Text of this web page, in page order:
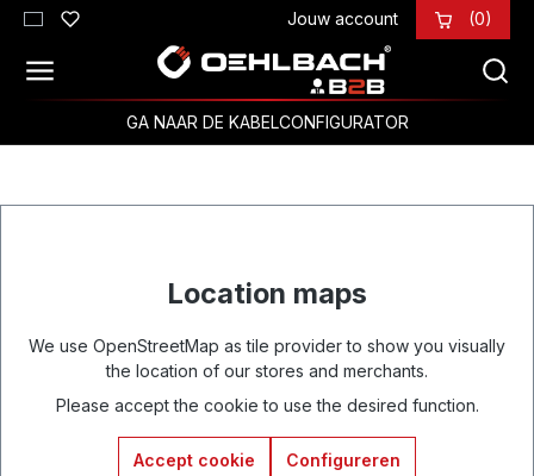
Ga naar de hoofdinhoud Jouw account (0)
GA NAAR DE KABELCONFIGURATOR
Location maps
We use OpenStreetMap as tile provider to show you visually
the location of our stores and merchants.
Please accept the cookie to use the desired function.
Accept cookie Configureren